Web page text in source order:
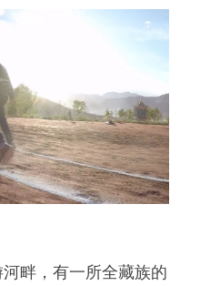
学院
」
像交流平台
乡土对话系列
畔，有一所全藏族的